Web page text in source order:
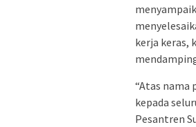
kerja keras,
“Atas nama
kepada
Pesantren